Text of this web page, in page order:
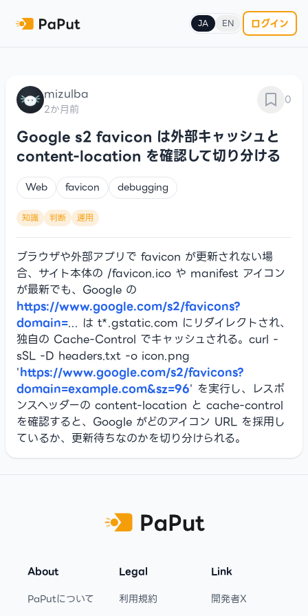
JA EN ログイン
mizulba
2か月前
0
Google s2 favicon は外部キャッシュと
content-location を確認して切り分ける
Web favicon debugging
知識 判断 運用
ブラウザや外部アプリで favicon が更新されない場
合、サイト本体の /favicon.ico や manifest アイコン
が最新でも、Google の
https://www.google.com/s2/favicons?
domain=... は t*.gstatic.com にリダイレクトされ、
独自の Cache-Control でキャッシュされる。curl -
sSL -D headers.txt -o icon.png
'https://www.google.com/s2/favicons?
domain=example.com&sz=96' を実行し、レスポ
ンスヘッダーの content-location と cache-control
を確認すると、Google がどのアイコン URL を採用し
ているか、更新待ちなのかを切り分けられる。
About
PaPutについて
Legal
利用規約
Link
開発者X